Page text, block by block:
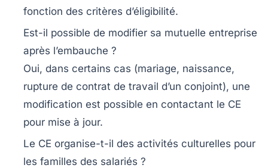
fonction des critères d’éligibilité.
Est-il possible de modifier sa mutuelle entreprise
après l’embauche ?
Oui, dans certains cas (mariage, naissance,
rupture de contrat de travail d’un conjoint), une
modification est possible en contactant le CE
pour mise à jour.
Le CE organise-t-il des activités culturelles pour
les familles des salariés ?